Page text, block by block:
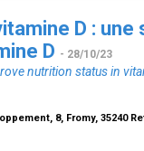
D :
D - 28/10/23
nutrition status in
8, Fromy, 35240